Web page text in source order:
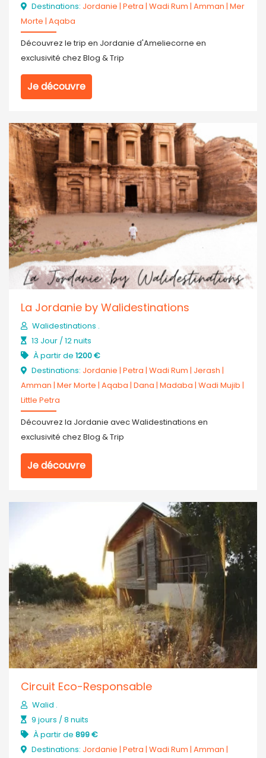
Destinations: Jordanie | Petra | Wadi Rum | Amman | Mer
Morte | Aqaba
Découvrez le trip en Jordanie d'Ameliecorne en
exclusivité chez Blog & Trip
Je découvre
La Jordanie by Walidestinations
Walidestinations .
13 Jour / 12 nuits
À partir de 1200 €
Destinations: Jordanie | Petra | Wadi Rum | Jerash |
Amman | Mer Morte | Aqaba | Dana | Madaba | Wadi Mujib |
Little Petra
Découvrez la Jordanie avec Walidestinations en
exclusivité chez Blog & Trip
Je découvre
Circuit Eco-Responsable
Walid .
9 jours / 8 nuits
À partir de 899 €
Destinations: Jordanie | Petra | Wadi Rum | Amman |